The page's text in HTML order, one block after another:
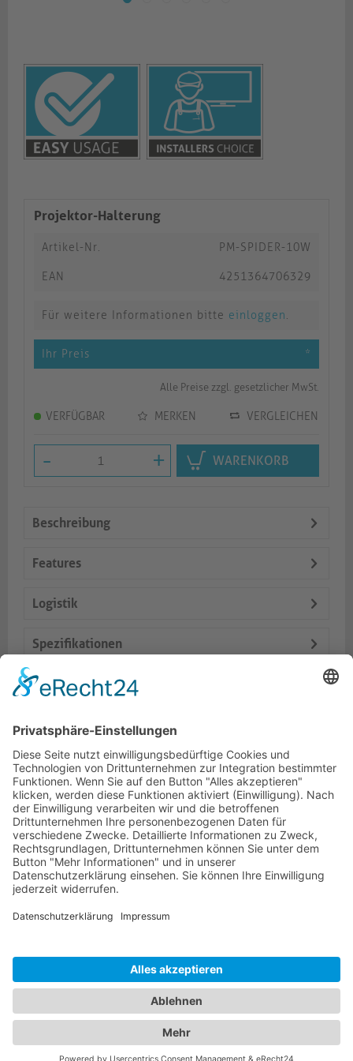
Projektor-Halterung
Artikel-Nr. PM-SPIDER-10W
EAN 4251364706329
Für weitere Informationen bitte einloggen.
Ihr Preis *
Alle Preise zzgl. gesetzlicher MwSt.
VERFÜGBAR MERKEN VERGLEICHEN
- + WARENKORB
Beschreibung
Features
Logistik
Spezifikationen
Lieferumfang
Dokumente
Ähnliche Artikel
HOTLINE
ONEAV.EU
NEWSLETTER
© 2026 PureLink GmbH - OneAV B2B-Shop - * All prices plus resp. VAT and